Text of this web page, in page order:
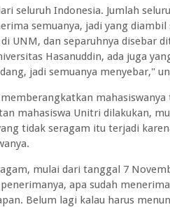
seluruh Indonesia. Jumlah
semuanya, jadi yang diambil
UNM, dan separuhnya disebar
Hasanuddin, ada juga
jadi semuanya menyebar,"
mahasiswanya
mahasiswa Unitri dilakukan,
tidak seragam itu terjadi
mulai dari tanggal 7
apa sudah
Belum lagi kalau harus